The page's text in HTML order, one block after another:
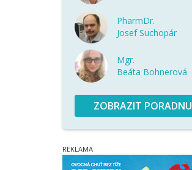
PharmDr.
Josef Suchopár
Mgr.
Beáta Bohnerová
ZOBRAZIT PORADNU